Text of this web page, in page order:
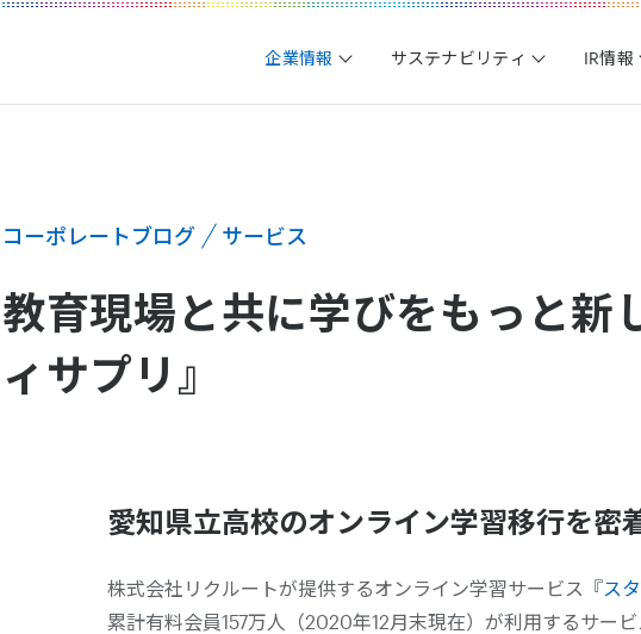
企業情報 サステナビリティ IR情報
コーポレートブログ サービス
教育現場と共に学びをもっと新
ィサプリ』
愛知県立高校のオンライン学習移行を密
株式会社リクルートが提供するオンライン学習サービス『ス
累計有料会員157万人（2020年12月末現在）が利用するサー